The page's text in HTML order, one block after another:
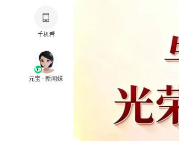
手机看
元宝 · 新闻妹